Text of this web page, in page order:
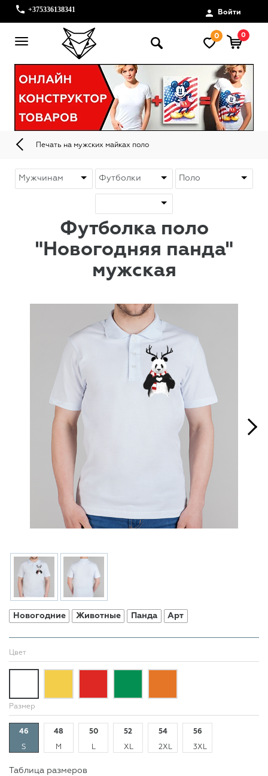
+375336138341 Войти
0 0
Печать на мужских майках поло
Футболка поло
"Новогодняя панда"
мужская
Новогодние Животные Панда Арт
Цвет
Размер
46
S
48
M
50
L
52
XL
54
2XL
56
3XL
Таблица размеров